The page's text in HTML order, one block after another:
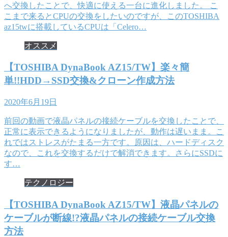
へ交換したことで、快適に使える一台に進化しました。 こ
こまで来るとCPUの交換をしたいのですが、このTOSHIBA
az15twに搭載しているCPUは「Celero…
オススメ
【TOSHIBA DynaBook AZ15/TW】楽々簡
単!!HDD→SSD交換&クローン作成方法
2020年6月19日
前回の動画で液晶パネルの接続ケーブルを交換したことで、
正常に表示できるようになりましたが、動作は遅いまま。こ
れではストレスがたまる一方です。原因は、ハードディスク
なので、これを交換するだけで解消できます。さらにSSDに
す…
テクノロジー
【TOSHIBA DynaBook AZ15/TW】液晶パネルの
ケーブルが断線!?液晶パネルの接続ケーブル交換
方法